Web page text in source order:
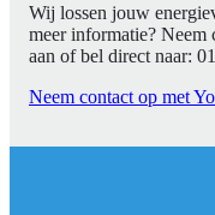
Wij lossen jouw
meer informatie? Neem
aan of bel direct naar:
Neem contact op met